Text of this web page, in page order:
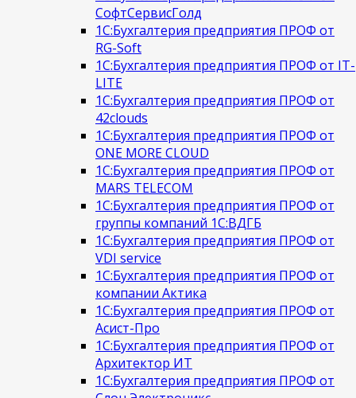
СофтСервисГолд
1С:Бухгалтерия предприятия ПРОФ от
RG-Soft
1С:Бухгалтерия предприятия ПРОФ от IT-
LITE
1С:Бухгалтерия предприятия ПРОФ от
42clouds
1С:Бухгалтерия предприятия ПРОФ от
ONE MORE CLOUD
1С:Бухгалтерия предприятия ПРОФ от
MARS TELECOM
1С:Бухгалтерия предприятия ПРОФ от
группы компаний 1С:ВДГБ
1С:Бухгалтерия предприятия ПРОФ от
VDI service
1С:Бухгалтерия предприятия ПРОФ от
компании Актика
1С:Бухгалтерия предприятия ПРОФ от
Асист-Про
1С:Бухгалтерия предприятия ПРОФ от
Архитектор ИТ
1С:Бухгалтерия предприятия ПРОФ от